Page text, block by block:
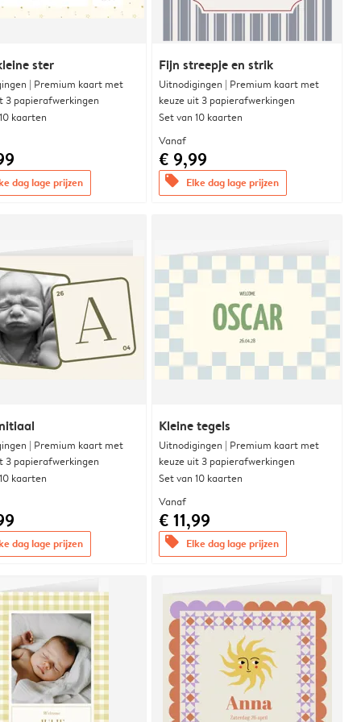
ster
| Premium kaart met
3 papierafwerkingen
kaarten
dag lage prijzen
Fijn streepje en strik
Uitnodigingen | Premium kaart met
keuze uit 3 papierafwerkingen
Set van 10 kaarten
Vanaf
€ 9,99
offers Elke dag lage prijzen
| Premium kaart met
3 papierafwerkingen
kaarten
dag lage prijzen
Kleine tegels
Uitnodigingen | Premium kaart met
keuze uit 3 papierafwerkingen
Set van 10 kaarten
Vanaf
€ 11,99
offers Elke dag lage prijzen